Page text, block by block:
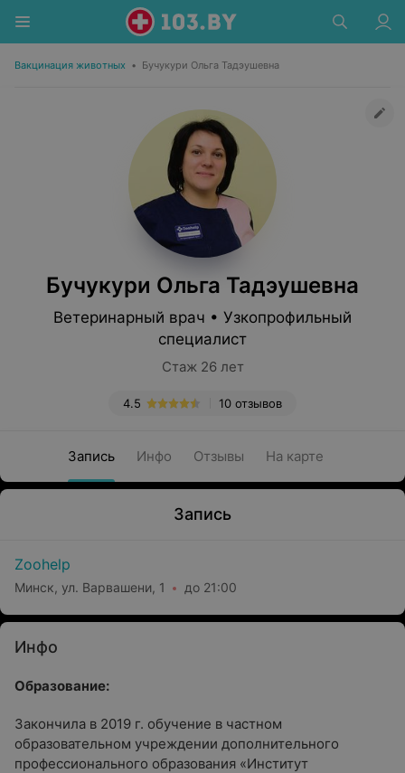
Вакцинация животных • Бучукури Ольга Тадэушевна
Бучукури Ольга Тадэушевна
Ветеринарный врач • Узкопрофильный
специалист
Стаж 26 лет
10 отзывов
4.5
Запись Инфо Отзывы На карте
Запись
Zoohelp
Минск, ул. Варвашени, 1 до 21:00
Инфо
Образование:
Закончила в 2019 г. обучение в частном
образовательном учреждении дополнительного
профессионального образования «Институт